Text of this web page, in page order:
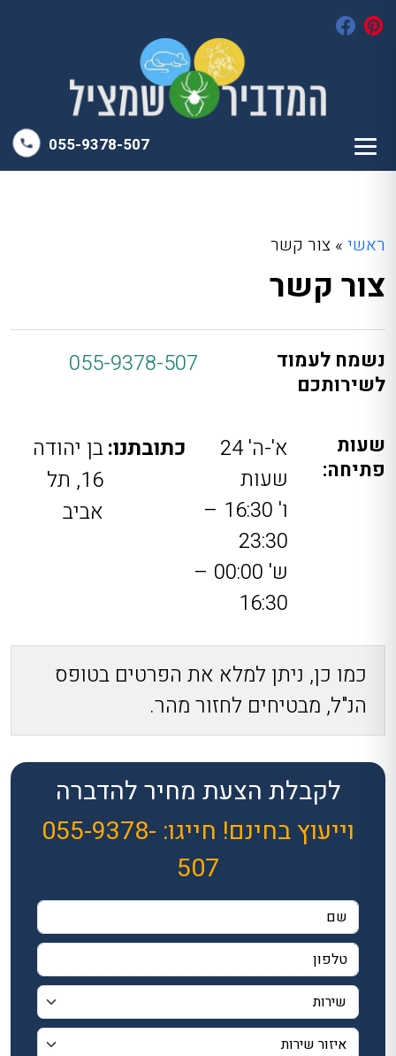
055-9378-507
ראשי » צור קשר
צור קשר
נשמח לעמוד
לשירותכם
055-9378-507
שעות
פתיחה:
א'-ה' 24
שעות
ו' 16:30 –
23:30
ש' 00:00 –
16:30
כתובתנו:בן יהודה
16, תל
אביב
כמו כן, ניתן למלא את הפרטים בטופס
הנ"ל, מבטיחים לחזור מהר.
לקבלת הצעת מחיר להדברה
וייעוץ בחינם! חייגו: 055-9378-
507